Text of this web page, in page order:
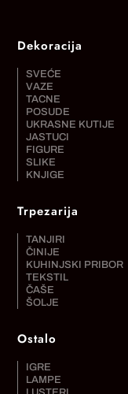
Dekoracija
SVEĆE
VAZE
TACNE
POSUDE
UKRASNE KUTIJE
JASTUCI
FIGURE
SLIKE
KNJIGE
Trpezarija
TANJIRI
ČINIJE
KUHINJSKI PRIBOR
TEKSTIL
ČAŠE
ŠOLJE
Ostalo
IGRE
LAMPE